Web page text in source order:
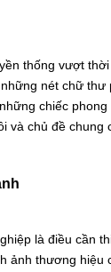
thống vượt
nét chữ thư
chiếc
và chủ đề chung
là điều cần
ảnh thương hiệu